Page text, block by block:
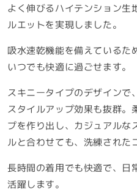
よく伸びるハイテンション生
ルエットを実現しました。
吸水速乾機能を備えているた
いつでも快適に過ごせます。
スキニータイプのデザインで
スタイルアップ効果も抜群。
プを作り出し、カジュアルな
ルと合わせても、洗練された
長時間の着用でも快適で、日
活躍します。